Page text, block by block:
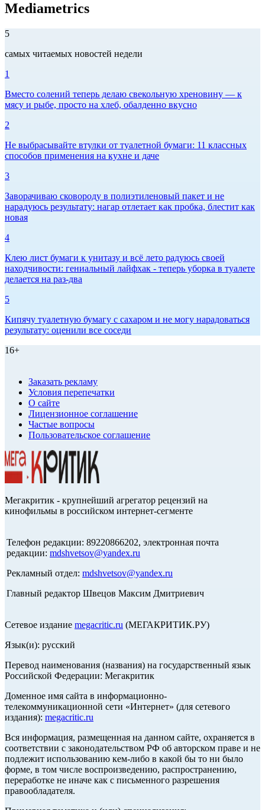
Mediametrics
5
самых читаемых новостей недели
1
Вместо солений теперь делаю свекольную хреновину — к
мясу и рыбе, просто на хлеб, обалденно вкусно
2
Не выбрасывайте втулки от туалетной бумаги: 11 классных
способов применения на кухне и даче
3
Заворачиваю сковороду в полиэтиленовый пакет и не
нарадуюсь результату: нагар отлетает как пробка, блестит как
новая
4
Клею лист бумаги к унитазу и всё лето радуюсь своей
находчивости: гениальный лайфхак - теперь уборка в туалете
делается на раз-два
5
Кипячу туалетную бумагу с сахаром и не могу нарадоваться
результату: оценили все соседи
16+
Заказать рекламу
Условия перепечатки
О сайте
Лицензионное соглашение
Частые вопросы
Пользовательское соглашение
Мегакритик - крупнейший агрегатор рецензий на
кинофильмы в российском интернет-сегменте
Телефон редакции: 89220866202, электронная почта
редакции: mdshvetsov@yandex.ru
Рекламный отдел: mdshvetsov@yandex.ru
Главный редактор Швецов Максим Дмитриевич
Сетевое издание megacritic.ru (МЕГАКРИТИК.РУ)
Язык(и): русский
Перевод наименования (названия) на государственный язык
Российской Федерации: Мегакритик
Доменное имя сайта в информационно-
телекоммуникационной сети «Интернет» (для сетевого
издания): megacritic.ru
Вся информация, размещенная на данном сайте, охраняется в
соответствии с законодательством РФ об авторском праве и не
подлежит использованию кем-либо в какой бы то ни было
форме, в том числе воспроизведению, распространению,
переработке не иначе как с письменного разрешения
правообладателя.